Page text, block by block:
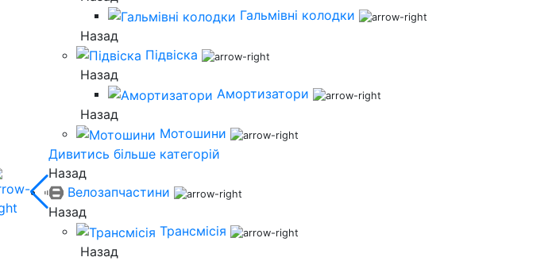
Гальмівні колодки
Назад
Підвіска
Назад
Амортизатори
Назад
Мотошини
Дивитись більше категорій
Назад
Велозапчастини
Назад
Трансмісія
Назад